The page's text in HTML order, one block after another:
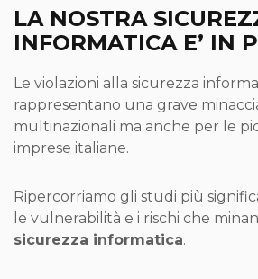
LA NOSTRA
INFORMATICA E’ IN
Le violazioni alla sicurezza
rappresentano una grave
multinazionali ma anche per le
imprese italiane.
Ripercorriamo gli studi più
le vulnerabilità e i rischi che
sicurezza informatica.